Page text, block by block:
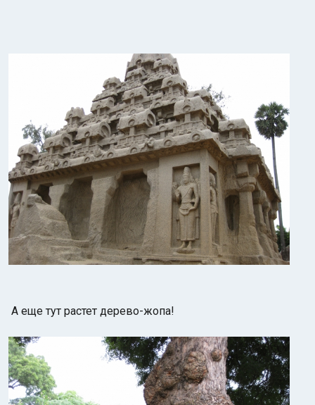
А еще тут растет дерево-жопа!